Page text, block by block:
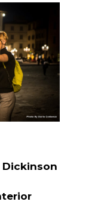
Dickinson